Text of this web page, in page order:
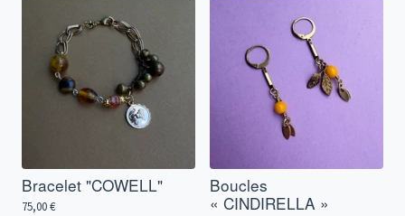
Bracelet "COWELL"
75,00€
Boucles
« CINDIRELLA »